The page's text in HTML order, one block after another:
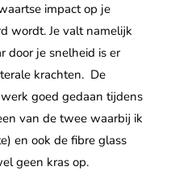
impact op je
wordt. Je valt namelijk
door je snelheid is er
krachten. De
goed gedaan tijdens
van de twee waarbij ik
en ook de fibre glass
geen kras op.